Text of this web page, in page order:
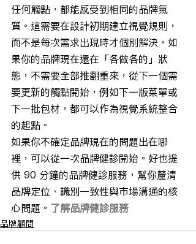
任何觸點，都能感受到相同的品牌氣
質。這需要在設計初期建立視覺規則，
而不是每次需求出現時才個別解決。如
果你的品牌現在還在「各做各的」狀
態，不需要全部推翻重來，從下一個需
要更新的觸點開始，例如下一版菜單或
下一批包材，都可以作為視覺系統整合
的起點。
如果你不確定品牌現在的問題出在哪
裡，可以從一次品牌健診開始。好也提
供 90 分鐘的品牌健診服務，幫你釐清
品牌定位、識別一致性與市場溝通的核
心問題。 了解品牌健診服務
品牌顧問